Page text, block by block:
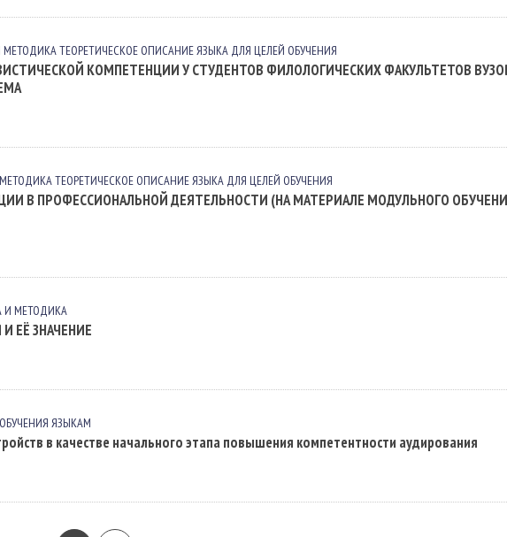
МЕТОДИКАТЕОРЕТИЧЕСКОЕ ОПИСАНИЕ ЯЗЫКА ДЛЯ ЦЕЛЕЙ ОБУЧЕНИЯ
КОМПЕТЕНЦИИ У СТУДЕНТОВ ФИЛОЛОГИЧЕСКИХ ФАКУЛЬТЕТОВ
ТЕОРЕТИЧЕСКОЕ ОПИСАНИЕ ЯЗЫКА ДЛЯ ЦЕЛЕЙ ОБУЧЕНИЯ
В ПРОФЕССИОНАЛЬНОЙ ДЕЯТЕЛЬНОСТИ (НА МАТЕРИАЛЕ МОДУЛЬНОГО
И МЕТОДИКА
ЕЁ ЗНАЧЕНИЕ
ЯЗЫКАМ
в качестве начального этапа повышения компетентности аудирования